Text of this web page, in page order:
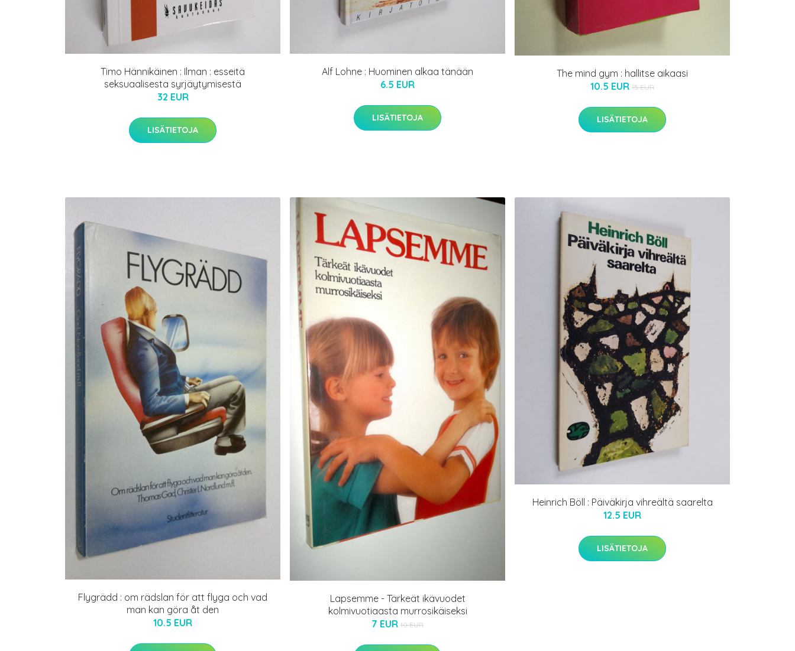
Timo Hännikäinen : Ilman : esseitä
seksuaalisesta syrjäytymisestä
32 EUR
LISÄTIETOJA
Alf Lohne : Huominen alkaa tänään
6.5 EUR
LISÄTIETOJA
The mind gym : hallitse aikaasi
10.5 EUR 15 EUR
LISÄTIETOJA
Flygrädd : om rädslan för att flyga och vad
man kan göra åt den
10.5 EUR
Lapsemme - Tärkeät ikävuodet
kolmivuotiaasta murrosikäiseksi
7 EUR 10 EUR
Heinrich Böll : Päiväkirja vihreältä saarelta
12.5 EUR
LISÄTIETOJA